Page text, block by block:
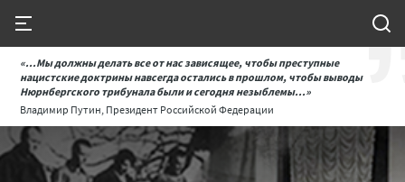
«...Мы должны делать все от нас зависящее, чтобы преступные
нацистские доктрины навсегда остались в прошлом, чтобы выводы
Нюрнбергского трибунала были и сегодня незыблемы...»
Владимир Путин, Президент Российской Федерации